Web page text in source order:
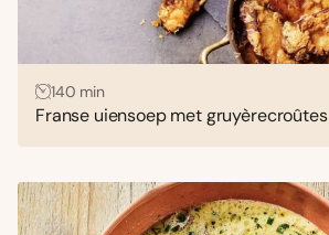
140 min
Franse uiensoep met gruyèrecroûtes